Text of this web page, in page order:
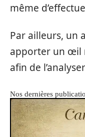
même
Par ailleurs, un
apporter un œil
afin de
Nos dernières